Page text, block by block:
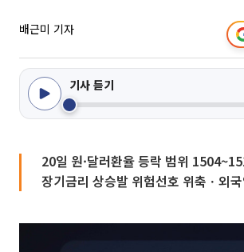
배근미 기자
기사 듣기
20일 원·달러환율 등락 범위
장기금리 상승발 위험선호 위축ㆍ외